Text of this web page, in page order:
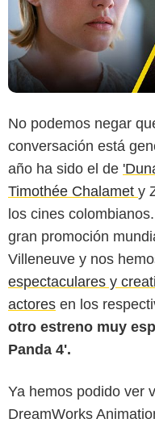
No podemos negar
conversación está
año ha sido el de
Timothée Chalamet y
los cines
gran promoción
Villeneuve y nos
espectaculares y
actores en los
otro estreno muy
Panda 4'.
Ya hemos podido ver
DreamWorks